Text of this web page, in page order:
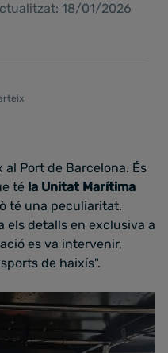
18/01/2026
al Port de Barcelona. És
té la Unitat Marítima
té una peculiaritat.
els detalls en exclusiva a
es va intervenir,
de haixís".